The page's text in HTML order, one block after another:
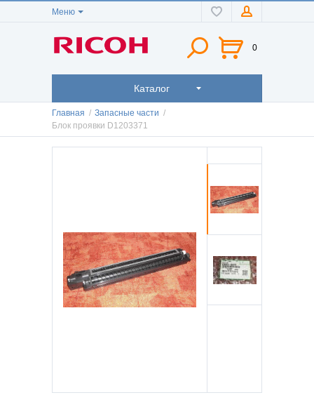
Меню
0
Каталог
Главная / Запасные части /
Блок проявки D1203371